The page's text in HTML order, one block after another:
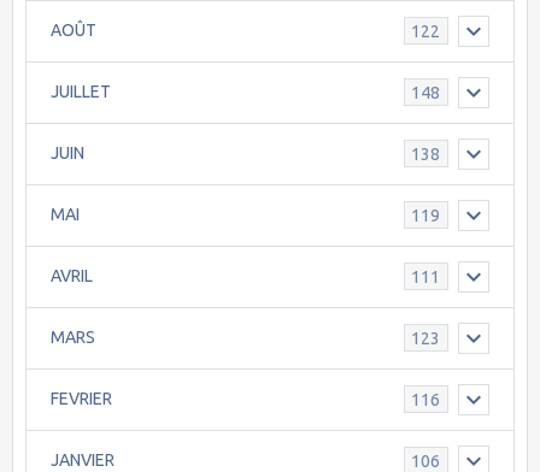
AOÛT 122
JUILLET 148
JUIN 138
MAI 119
AVRIL 111
MARS 123
FEVRIER 116
JANVIER 106